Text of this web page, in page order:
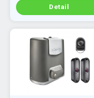
Detail